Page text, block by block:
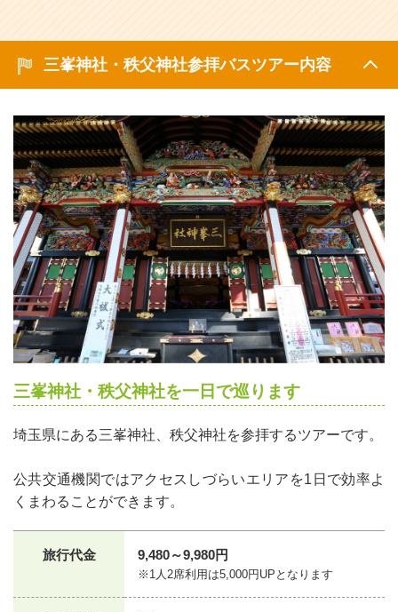
三峯神社・秩父神社参拝バスツアー内容
三峯神社・秩父神社を一日で巡ります
埼玉県にある三峯神社、秩父神社を参拝するツアーです。
公共交通機関ではアクセスしづらいエリアを1日で効率よ
くまわることができます。
旅行代金 9,480～9,980円
※1人2席利用は5,000円UPとなります